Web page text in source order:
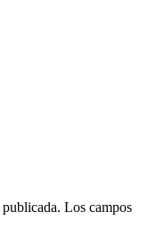
Los campos